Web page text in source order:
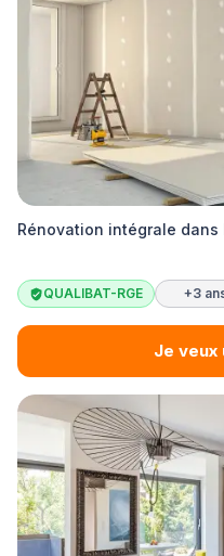
Rénovation intégrale
QUALIBAT-RGE +3
Je veux